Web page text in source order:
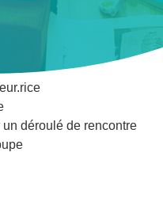
des équipes ou encore
déroulé de rencontre